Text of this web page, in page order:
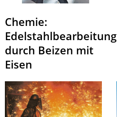
Chemie:
Edelstahlbearbeitung
durch Beizen mit
Eisen